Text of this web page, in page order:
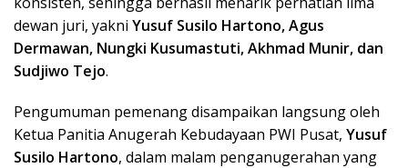
dewan juri, yakni Yusuf Susilo Hartono, Agus
Dermawan, Nungki Kusumastuti, Akhmad Munir, dan
Sudjiwo Tejo.
Pengumuman pemenang disampaikan langsung oleh
Ketua Panitia Anugerah Kebudayaan PWI Pusat, Yusuf
Susilo Hartono, dalam malam penganugerahan yang